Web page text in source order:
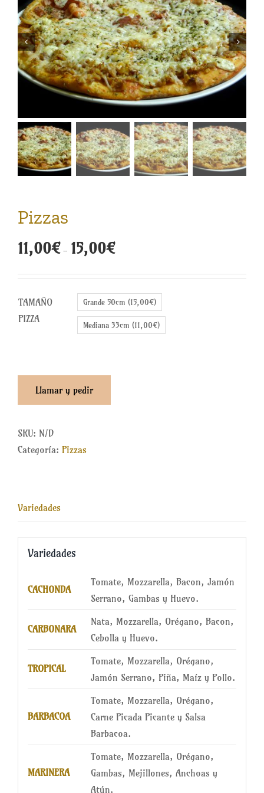
Pizzas
11,00€ - 15,00€Rango
precios:
desde
11,00€
hasta
TAMAÑO
PIZZA
Grande 50cm (15,00€)
Mediana 33cm (11,00€)
Llamar y pedir
SKU: N/D
Categoría: Pizzas
Variedades
Variedades
CACHONDA
Tomate, Mozzarella, Bacon, Jamón
Serrano, Gambas y Huevo.
CARBONARA
Nata, Mozzarella, Orégano, Bacon,
Cebolla y Huevo.
TROPICAL
Tomate, Mozzarella, Orégano,
Jamón Serrano, Piña, Maíz y Pollo.
BARBACOA
Tomate, Mozzarella, Orégano,
Carne Picada Picante y Salsa
Barbacoa.
MARINERA
Tomate, Mozzarella, Orégano,
Gambas, Mejillones, Anchoas y
Atún.